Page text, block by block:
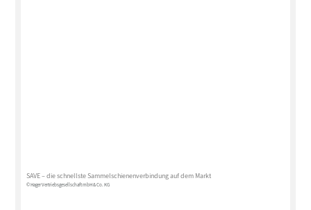
SAVE – die schnellste Sammelschienenverbindung auf dem Markt
© Hager Vertriebsgesellschaft mbH & Co. KG